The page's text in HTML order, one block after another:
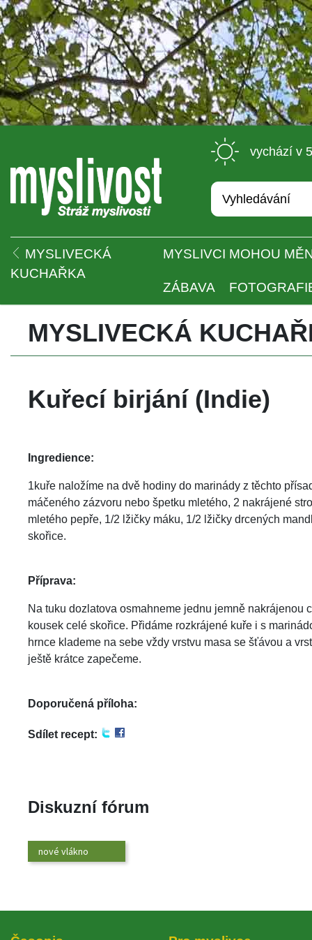
vychází v
MYSLIVECKÁ
KUCHAŘKA
MYSLIVCI MOHOU
ZÁBAVA
MYSLIVECKÁ
Kuřecí birjání (Indie)
Ingredience:
1kuře naložíme na dvě hodiny do marinády z těchto
máčeného zázvoru nebo špetku mletého, 2 nakrájené
mletého pepře, 1/2 lžičky máku, 1/2 lžičky drcených
kořice.
Příprava:
Na tuku dozlatova osmahneme jednu jemně nakrájenou
kousek celé skořice. Přidáme rozkrájené kuře i s
hrnce klademe na sebe vždy vrstvu masa se šťávou a
ještě krátce zapečeme.
Doporučená příloha:
Sdílet recept:
Diskuzní fórum
nové vlákno